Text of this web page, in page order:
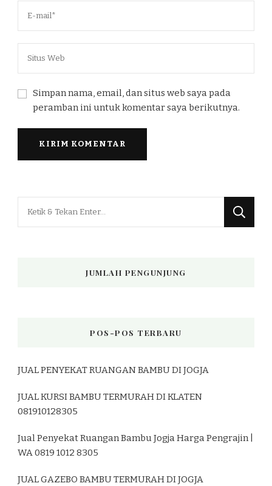
Simpan nama, email, dan situs web saya pada
peramban ini untuk komentar saya berikutnya.
JUMLAH PENGUNJUNG
POS-POS TERBARU
JUAL PENYEKAT RUANGAN BAMBU DI JOGJA
JUAL KURSI BAMBU TERMURAH DI KLATEN
081910128305
Jual Penyekat Ruangan Bambu Jogja Harga Pengrajin |
WA 0819 1012 8305
JUAL GAZEBO BAMBU TERMURAH DI JOGJA